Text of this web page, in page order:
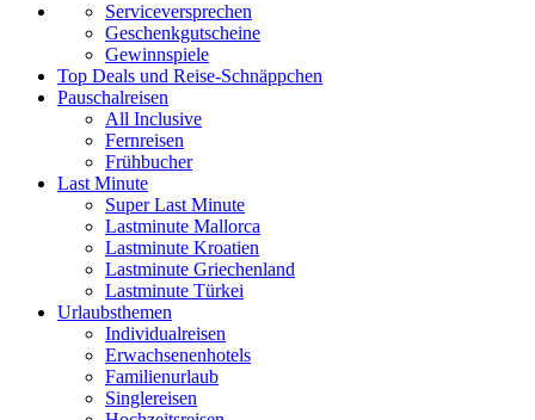
Serviceversprechen
Geschenkgutscheine
Gewinnspiele
Top Deals und Reise-Schnäppchen
Pauschalreisen
All Inclusive
Fernreisen
Frühbucher
Last Minute
Super Last Minute
Lastminute Mallorca
Lastminute Kroatien
Lastminute Griechenland
Lastminute Türkei
Urlaubsthemen
Individualreisen
Erwachsenenhotels
Familienurlaub
Singlereisen